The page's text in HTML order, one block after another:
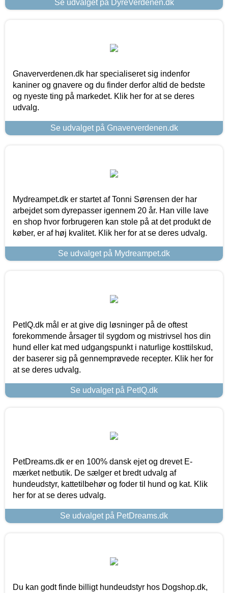
Se udvalget på DyreVerdenen.dk
Gnaververdenen.dk har specialiseret sig indenfor
kaniner og gnavere og du finder derfor altid de bedste
og nyeste ting på markedet. Klik her for at se deres
udvalg.
Se udvalget på Gnaververdenen.dk
Mydreampet.dk er startet af Tonni Sørensen der har
arbejdet som dyrepasser igennem 20 år. Han ville lave
en shop hvor forbrugeren kan stole på at det produkt de
køber, er af høj kvalitet. Klik her for at se deres udvalg.
Se udvalget på Mydreampet.dk
PetIQ.dk mål er at give dig løsninger på de oftest
forekommende årsager til sygdom og mistrivsel hos din
hund eller kat med udgangspunkt i naturlige kosttilskud,
der baserer sig på gennemprøvede recepter. Klik her for
at se deres udvalg.
Se udvalget på PetIQ.dk
PetDreams.dk er en 100% dansk ejet og drevet E-
mærket netbutik. De sælger et bredt udvalg af
hundeudstyr, kattetilbehør og foder til hund og kat. Klik
her for at se deres udvalg.
Se udvalget på PetDreams.dk
Du kan godt finde billigt hundeudstyr hos Dogshop.dk,